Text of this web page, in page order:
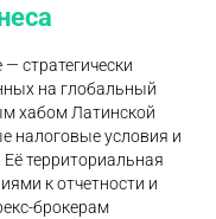
стратегически
на глобальный
хабом Латинской
налоговые условия и
территориальная
к отчетности и
брокерам